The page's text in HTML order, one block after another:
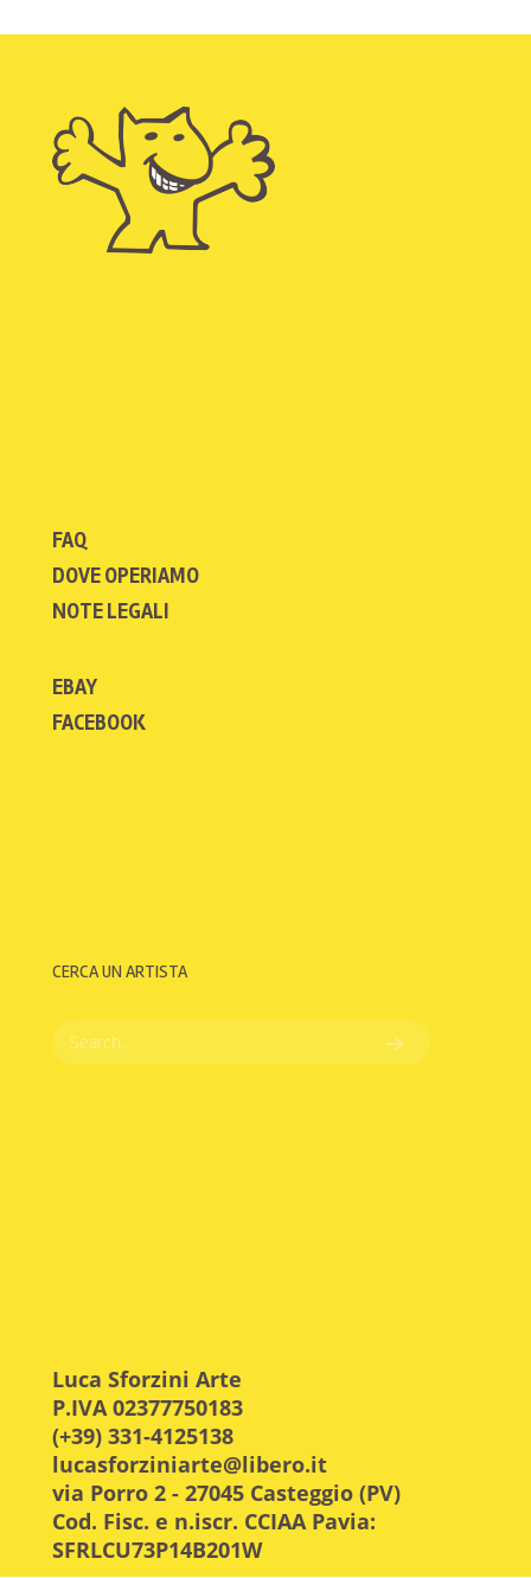
FAQ
DOVE OPERIAMO
NOTE LEGALI
EBAY
FACEBOOK
CERCA UN ARTISTA
Luca Sforzini Arte
P.IVA 02377750183
(+39) 331-4125138
lucasforziniarte@libero.it
via Porro 2 - 27045 Casteggio (PV)
Cod. Fisc. e n.iscr. CCIAA Pavia:
SFRLCU73P14B201W